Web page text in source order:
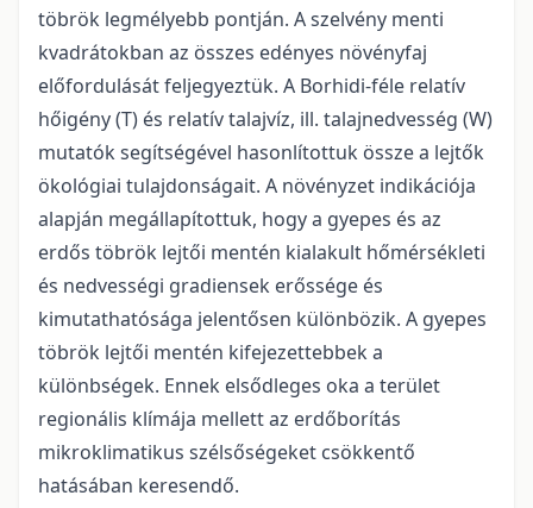
töbrök legmélyebb pontján. A szelvény menti
kvadrátokban az összes edényes növényfaj
előfordulását feljegyeztük. A Borhidi-féle relatív
hőigény (T) és relatív talajvíz, ill. talajnedvesség (W)
mutatók segítségével hasonlítottuk össze a lejtők
ökológiai tulajdonságait. A növényzet indikációja
alapján megállapítottuk, hogy a gyepes és az
erdős töbrök lejtői mentén kialakult hőmérsékleti
és nedvességi gradiensek erőssége és
kimutathatósága jelentősen különbözik. A gyepes
töbrök lejtői mentén kifejezettebbek a
különbségek. Ennek elsődleges oka a terület
regionális klímája mellett az erdőborítás
mikroklimatikus szélsőségeket csökkentő
hatásában keresendő.